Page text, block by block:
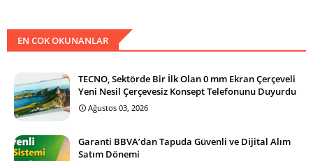
EN COK OKUNANLAR
TECNO, Sektörde Bir İlk Olan 0 mm Ekran Çerçeveli
Yeni Nesil Çerçevesiz Konsept Telefonunu Duyurdu
Ağustos 03, 2026
Garanti BBVA’dan Tapuda Güvenli ve Dijital Alım
Satım Dönemi